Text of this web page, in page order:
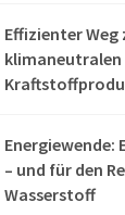
Effizienter Weg
klimaneutralen
Energiewende:
– und für den
Wasserstoff